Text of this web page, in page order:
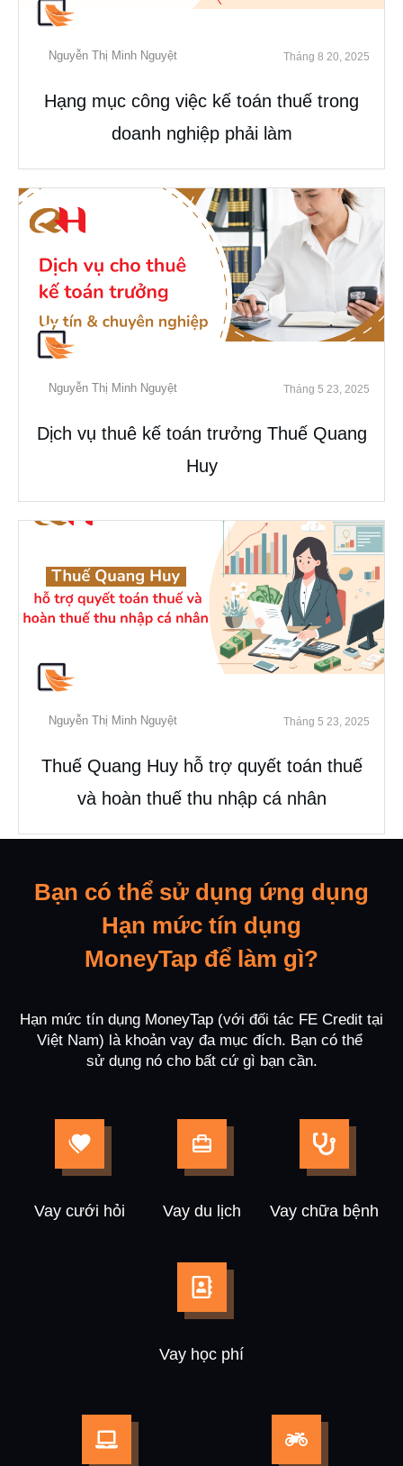
Nguyễn Thị Minh Nguyệt Tháng 8 20, 2025
Hạng mục công việc kế toán thuế trong
doanh nghiệp phải làm
Nguyễn Thị Minh Nguyệt Tháng 5 23, 2025
Dịch vụ thuê kế toán trưởng Thuế Quang
Huy
Nguyễn Thị Minh Nguyệt Tháng 5 23, 2025
Thuế Quang Huy hỗ trợ quyết toán thuế
và hoàn thuế thu nhập cá nhân
Bạn có thể sử dụng ứng dụng
Hạn mức tín dụng
MoneyTap để làm gì?
Hạn mức tín dụng MoneyTap (với đối tác FE Credit tại
Việt Nam) là khoản vay đa mục đích. Bạn có thể
sử dụng nó cho bất cứ gì bạn cần.
Vay cưới hỏi Vay du lịch Vay chữa bệnh
Vay học phí